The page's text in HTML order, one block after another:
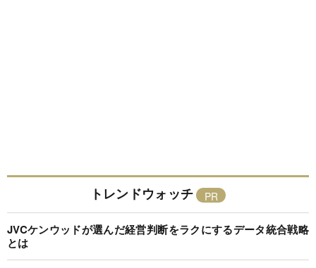
トレンドウォッチ
JVCケンウッドが選んだ経営判断をラクにするデータ統合戦略
とは